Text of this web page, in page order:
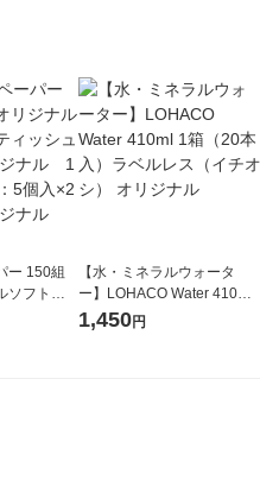
ー 150組
ソフトパ
ィオナ オ
【水・ミネラルウォータ
ー】LOHACO Water 410ml
1箱（20本入）ラベルレス
1,450円